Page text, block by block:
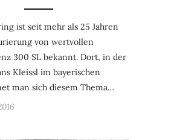
ist seit mehr als 25 Jahren
von wertvollen
300 SL bekannt. Dort, in der
Kleissl im bayerischen
man sich diesem Thema…